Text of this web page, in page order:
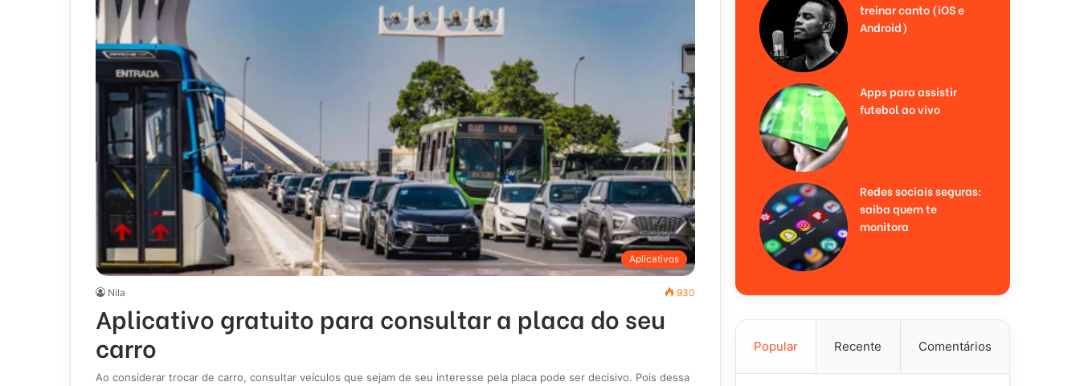
Aplicativos
Nila 930
Aplicativo gratuito para consultar a placa do seu
carro
Ao considerar trocar de carro, consultar veículos que sejam de seu interesse pela placa pode ser decisivo. Pois dessa
treinar canto (iOS e
Android)
Apps para assistir
futebol ao vivo
Redes sociais seguras:
saiba quem te
monitora
Popular Recente Comentários